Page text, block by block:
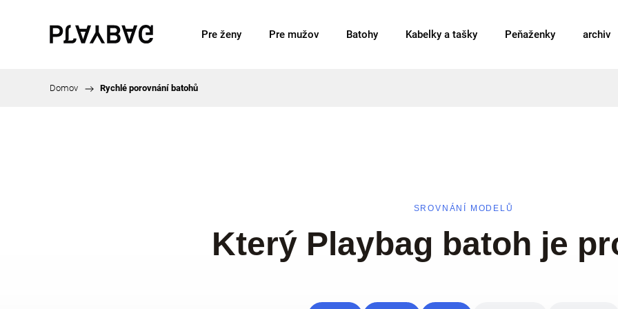
Pre ženy Pre mužov Batohy Kabelky a tašky Peňaženky archiv
Domov / Rychlé porovnání batohů
SROVNÁNÍ MODELŮ
Který Playbag batoh je